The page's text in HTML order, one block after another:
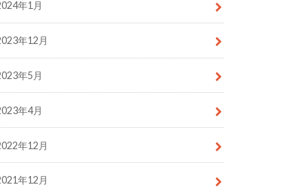
年1月
年12月
年5月
年4月
年12月
年12月